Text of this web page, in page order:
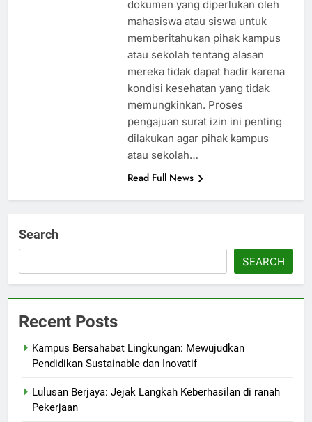
dokumen yang diperlukan oleh
mahasiswa atau siswa untuk
memberitahukan pihak kampus
atau sekolah tentang alasan
mereka tidak dapat hadir karena
kondisi kesehatan yang tidak
memungkinkan. Proses
pengajuan surat izin ini penting
dilakukan agar pihak kampus
atau sekolah…
Read Full News
Search
SEARCH
Recent Posts
Kampus Bersahabat Lingkungan: Mewujudkan
Pendidikan Sustainable dan Inovatif
Lulusan Berjaya: Jejak Langkah Keberhasilan di ranah
Pekerjaan